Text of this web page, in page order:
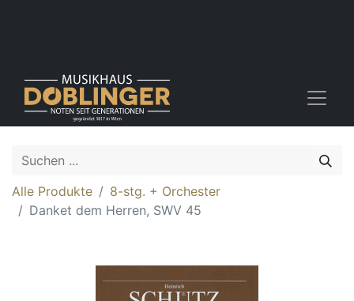
Alle Produkte
8-stg. + Orchester
Danket dem Herren, SWV 45